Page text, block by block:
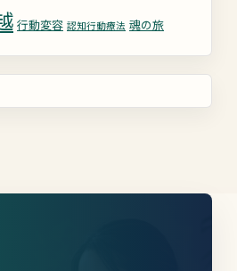
行動変容 認知行動療法 魂の旅